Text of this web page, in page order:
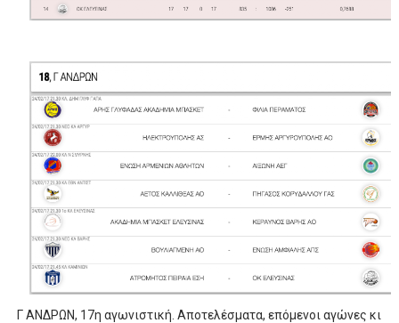
Γ ΑΝΔΡΩΝ, 17η αγωνιστική. Αποτελέσματα, επόμενοι αγώνες κι